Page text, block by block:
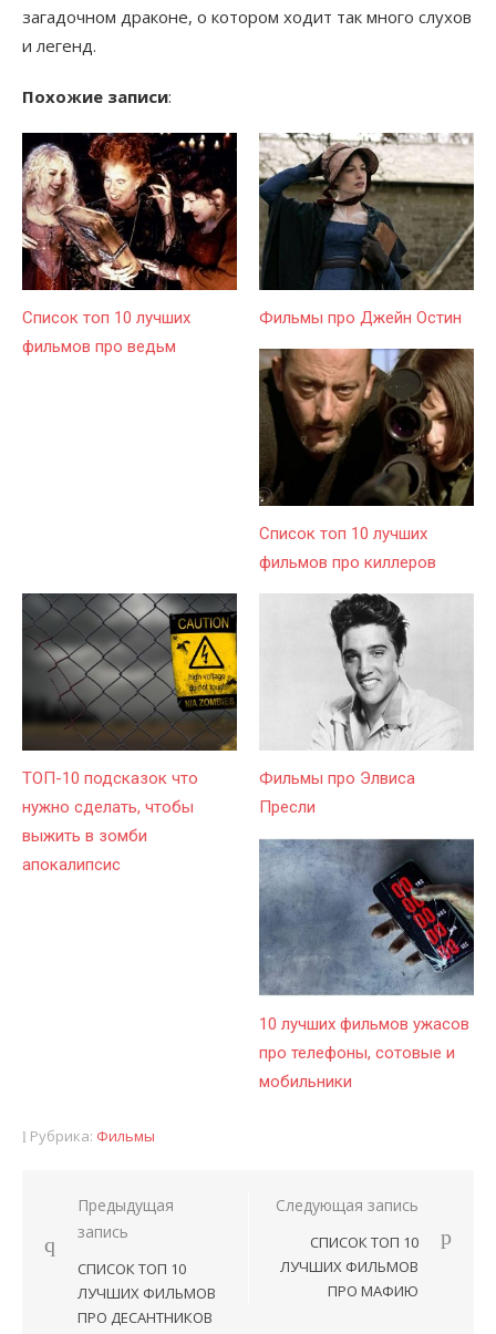
загадочном драконе, о котором ходит так много слухов
и легенд.
Похожие записи:
Список топ 10 лучших
фильмов про ведьм
Фильмы про Джейн Остин
Список топ 10 лучших
фильмов про киллеров
ТОП-10 подсказок что
нужно сделать, чтобы
выжить в зомби
апокалипсис
Фильмы про Элвиса
Пресли
10 лучших фильмов ужасов
про телефоны, сотовые и
мобильники
Рубрика: Фильмы
Навигация
по
записям
Предыдущая
запись
СПИСОК ТОП 10
ЛУЧШИХ ФИЛЬМОВ
ПРО ДЕСАНТНИКОВ
Следующая запись
СПИСОК ТОП 10
ЛУЧШИХ ФИЛЬМОВ
ПРО МАФИЮ